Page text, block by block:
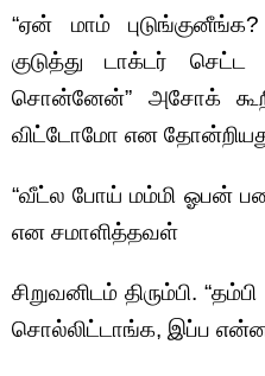
“ஏன் மாம்
குடுத்து டாக்டர்
சொன்னேன்” அசோக்
விட்டோமோ என தோன்றியது
“வீட்ல போய் மம்மி ஓபன்
என சமாளித்தவள்
சிறுவனிடம் திரும்பி.
சொல்லிட்டாங்க, இப்ப